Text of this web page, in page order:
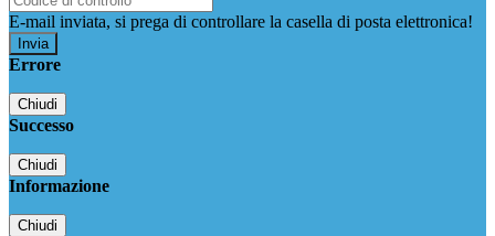
E-mail inviata, si prega di controllare la casella di posta elettronica!
Errore
Chiudi
Successo
Chiudi
Informazione
Chiudi